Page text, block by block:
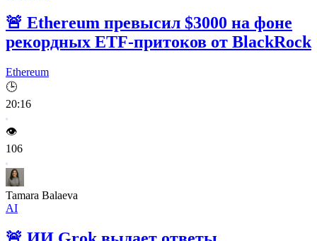
🚨 Ethereum превысил $3000 на фоне
рекордных ETF-притоков от BlackRock
Ethereum
🕒
20:16
👁️
106
Tamara Balaeva
AI